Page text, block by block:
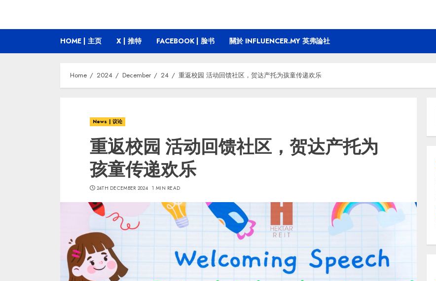
HOME | 主页 X | 推特 FACEBOOK | 脸书 關於 INFLUENCER.MY 英弗論社
Home 2024 December 24 重返校园 活动回馈社区，贺达产托为孩童传递欢乐
News | 议论
重返校园 活动回馈社区，贺达产托为
孩童传递欢乐
24TH DECEMBER 2024 1 MIN READ